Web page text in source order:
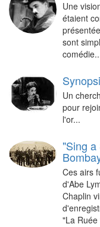
Une
étaient
sont
Un
pour
l'or...
"Sing a
Ces airs
d'Abe
Chaplin
"La